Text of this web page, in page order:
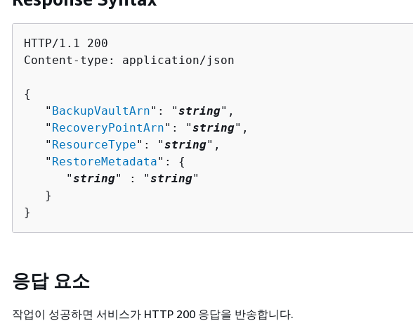
HTTP/1.1 200
Content-type: application/json
{
   "
BackupVaultArn": "string",
   "
RecoveryPointArn": "string",
   "
ResourceType": "string",
   "
RestoreMetadata": {
      "
string" : "string"
   }
}
응답 요소
작업이 성공하면 서비스가 HTTP 200 응답을 반송합니다.